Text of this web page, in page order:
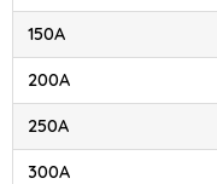
150A
200A
250A
300A